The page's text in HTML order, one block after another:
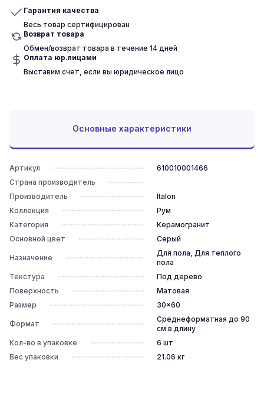
Гарантия качества
Весь товар сертифицирован
Возврат товара
Обмен/возврат товара в течение 14 дней
Оплата юр.лицами
Выставим счет, если вы юридическое лицо
Основные характеристики
Артикул
610010001466
Страна производитель
Производитель
Italon
Коллекция
Рум
Категория
Керамогранит
Основной цвет
Серый
Назначение
Для пола, Для теплого
пола
Текстура
Под дерево
Поверхность
Матовая
Размер
30x60
Формат
Среднеформатная до 90
см в длину
Кол-во в упаковке
6 шт
Вес упаковки
21.06 кг